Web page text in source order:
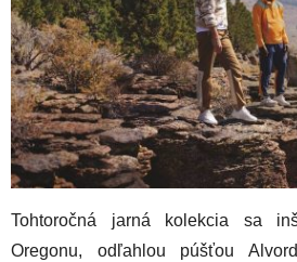
Tohtoročná jarná kolekcia sa
Oregonu, odľahlou púšťou